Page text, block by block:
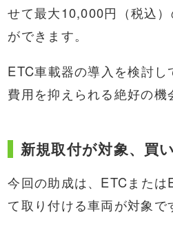
せて最大10,000円（税込
ができます。
ETC車載器の導入を検討し
費用を抑えられる絶好の機
新規取付が対象、買
今回の助成は、ETCまた
て取り付ける車両が対象で